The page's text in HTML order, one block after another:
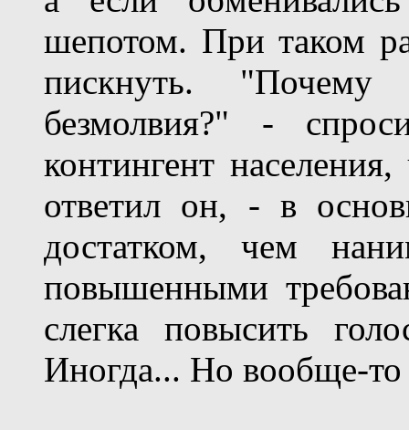
шепотом. При таком
пискнуть.
безмолвия?" -
контингент
ответил он, - в
достатком, чем
повышенными
слегка повысить
Иногда... Но вообще-